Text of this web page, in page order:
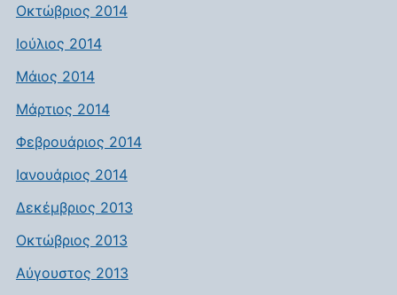
Οκτώβριος 2014
Ιούλιος 2014
Μάιος 2014
Μάρτιος 2014
Φεβρουάριος 2014
Ιανουάριος 2014
Δεκέμβριος 2013
Οκτώβριος 2013
Αύγουστος 2013